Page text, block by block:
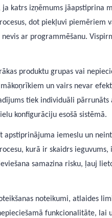
katrs izņēmums jāapstiprina
dot piekļuvi piemēriem
ar programmēšanu.
produktu grupas vai
un vairs nevar
tiek individuāli pārrunāts
konfigurāciju esošā sistēmā.
iemeslu un
kurā ir skaidrs
samazina risku, ļauj
noteikumi, atlaides
funkcionalitāte, lai